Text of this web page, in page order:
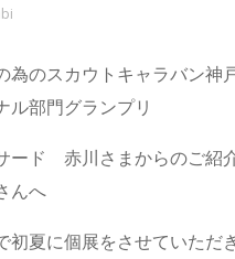
為のスカウトキャラバン神
ル部門グランプリ
ード 赤川さまからのご紹
んへ
初夏に個展をさせていただ